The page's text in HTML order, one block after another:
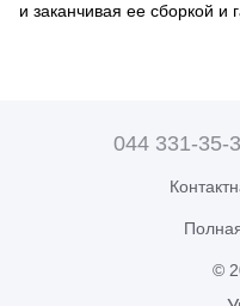
и заканчивая ее сборкой
044 331-35-
©